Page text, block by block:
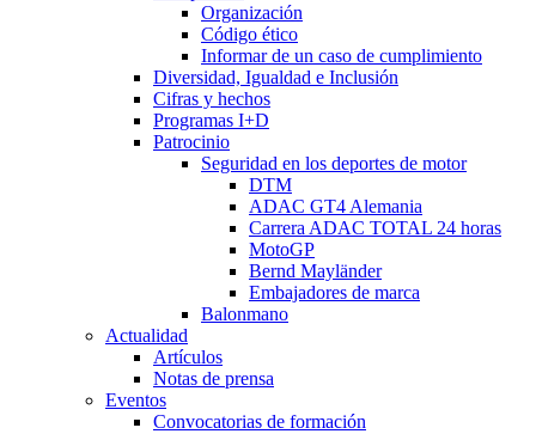
Organización
Código ético
Informar de un caso de cumplimiento
Diversidad, Igualdad e Inclusión
Cifras y hechos
Programas I+D
Patrocinio
Seguridad en los deportes de motor
DTM
ADAC GT4 Alemania
Carrera ADAC TOTAL 24 horas
MotoGP
Bernd Mayländer
Embajadores de marca
Balonmano
Actualidad
Artículos
Notas de prensa
Eventos
Convocatorias de formación